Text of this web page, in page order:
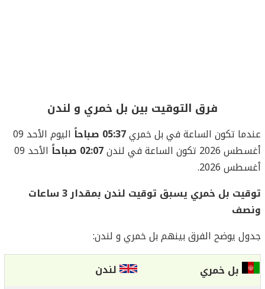
فرق التوقيت بين بل خمري و لندن
عندما تكون الساعة في بل خمري05:37 صباحاً
اليوم الأحد 09
أغسطس 2026 تكون الساعة في لندن
02:07 صباحاً
الأحد 09
أغسطس 2026.
توقيت بل خمري يسبق توقيت لندن بمقدار 3 ساعات
ونصف
جدول يوضح الفرق بينهم بل خمري و لندن:
بل خمري
لندن